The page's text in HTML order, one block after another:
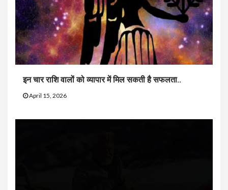
इन चार राशि वालों को व्यापार में मिल सकती है सफलता..
April 15, 2026